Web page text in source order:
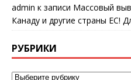
admin к записи Массовый
Канаду и другие страны ЕС!
РУБРИКИ